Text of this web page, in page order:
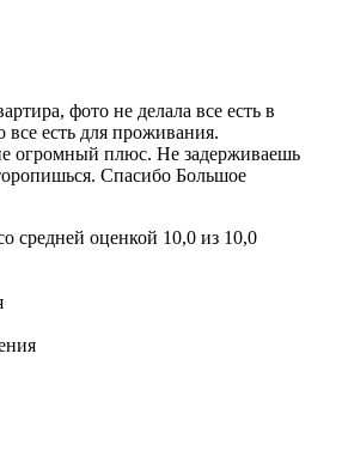
фото не делала все есть в
есть для проживания.
огромный плюс. Не задерживаешь
Спасибо Большое
средней оценкой 10,0 из 10,0